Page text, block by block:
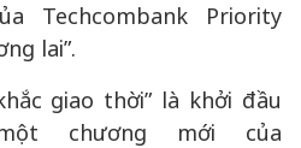
Techcombank Priority
lai”.
giao thời” là khởi đầu
chương mới của